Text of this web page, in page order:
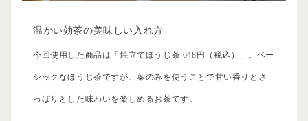
温かい効茶の美味しい入れ方
今回使用した商品は「焼立てほうじ茶 648円（税込）」。ベー
シックなほうじ茶ですが、葉のみを使うことで甘い香りとさ
っぱりとした味わいを楽しめるお茶です。